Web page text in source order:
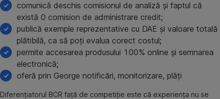
comunică deschis comisionul de analiză și faptul că
există 0 comision de administrare credit;
publică exemple reprezentative cu DAE și valoare totală
plătibilă, ca să poți evalua corect costul;
permite accesarea produsului 100% online și semnarea
electronică;
oferă prin George notificări, monitorizare, plăți
Diferențiatorul BCR față de competiție este că experiența nu se